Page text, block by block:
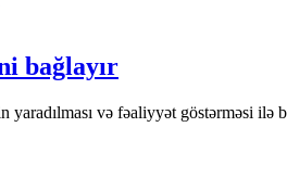
bağlayır
və fəaliyyət göstərməsi